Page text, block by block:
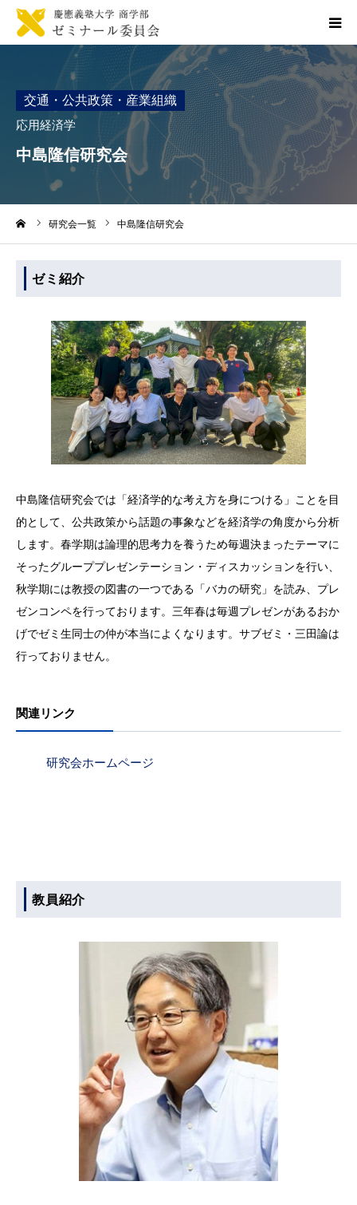
交通・公共政策・産業組織
応用経済学
中島隆信研究会
研究会一覧 中島隆信研究会
ゼミ紹介
中島隆信研究会では「経済学的な考え方を身につける」ことを目
的として、公共政策から話題の事象などを経済学の角度から分析
します。春学期は論理的思考力を養うため毎週決まったテーマに
そったグループプレゼンテーション・ディスカッションを行い、
秋学期には教授の図書の一つである「バカの研究」を読み、プレ
ゼンコンペを行っております。三年春は毎週プレゼンがあるおか
げでゼミ生同士の仲が本当によくなります。サブゼミ・三田論は
行っておりません。
関連リンク
研究会ホームページ
教員紹介
トップページ
お知らせ一覧
商ゼミ委員会について
入ゼミ